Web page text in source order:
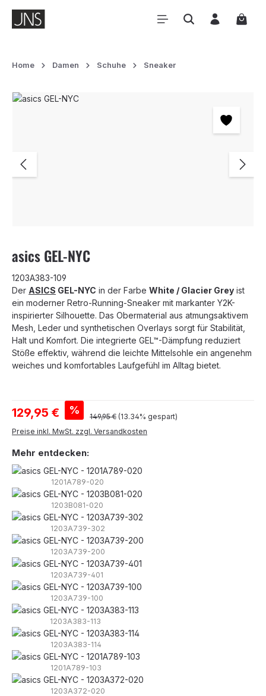
Zum Hauptinhalt springen
Home Damen Schuhe Sneaker
Bildergalerie überspringen
asics GEL-NYC
1203A383-109
Der ASICS GEL-NYC in der Farbe White / Glacier Grey ist
ein moderner Retro-Running-Sneaker mit markanter Y2K-
inspirierter Silhouette. Das Obermaterial aus atmungsaktivem
Mesh, Leder und synthetischen Overlays sorgt für Stabilität,
Halt und Komfort. Die integrierte GEL™-Dämpfung reduziert
Stöße effektiv, während die leichte Mittelsohle ein angenehm
weiches und komfortables Laufgefühl im Alltag bietet.
Verkaufspreis:
129,95 € % Regulärer Preis:
149,95 € (13.34% gespart)
Preise inkl. MwSt. zzgl. Versandkosten
Mehr entdecken:
1201A789-020
1203B081-020
1203A739-302
1203A739-200
1203A739-401
1203A739-100
1203A383-113
1203A383-114
1201A789-103
1203A372-020